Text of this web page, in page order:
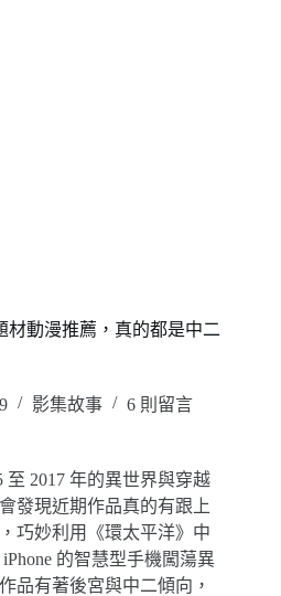
材動漫推薦，真的都是中二
影集故事 6 則留言
至 2017 年的異世界與穿越
發現近期作品真的有跟上
巧妙利用《環太平洋》中
的智慧型手機闖蕩異
品有著後宮與中二傾向，